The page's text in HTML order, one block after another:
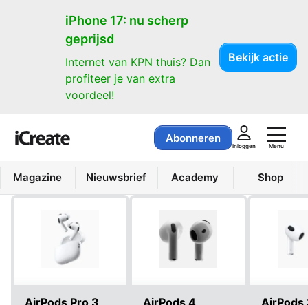
iPhone 17: nu scherp
geprijsd
Internet van KPN thuis? Dan
profiteer je van extra
voordeel!
Bekijk actie
Abonneren
Inloggen Menu
Magazine Nieuwsbrief Academy Shop
AirPods Pro 3 AirPods 4 AirPods
Producten